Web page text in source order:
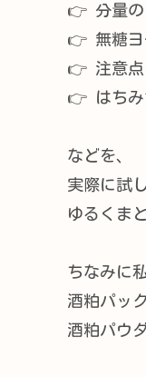
👉 分量の
👉 無糖ヨ
👉 注意点
👉 はちみ
などを、
実際に試
ゆるくま
ちなみに
酒粕パッ
酒粕パウ